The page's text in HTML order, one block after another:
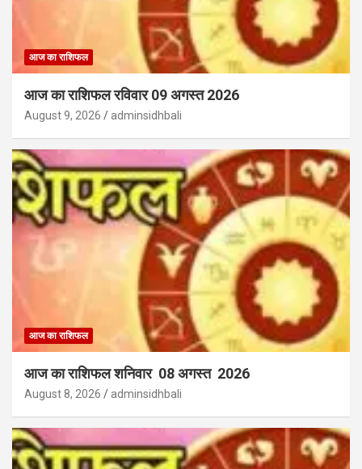
आज का राशिफल
आज का राशिफल रविवार 09 अगस्त 2026
August 9, 2026 adminsidhbali
आज का राशिफल
आज का राशिफल शनिवार 08 अगस्त 2026
August 8, 2026 adminsidhbali